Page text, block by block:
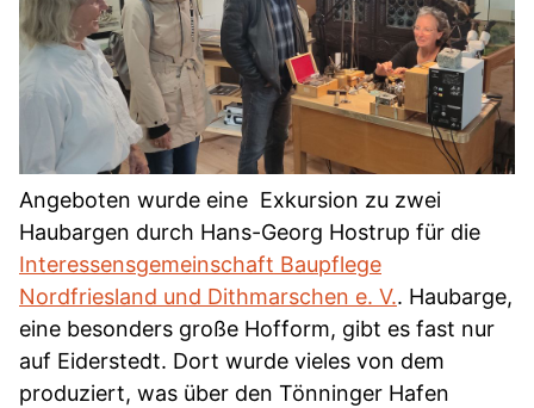
Angeboten wurde eine Exkursion zu zwei
Haubargen durch Hans-Georg Hostrup für die
Interessensgemeinschaft Baupflege
Nordfriesland und Dithmarschen e. V.. Haubarge,
eine besonders große Hofform, gibt es fast nur
auf Eiderstedt. Dort wurde vieles von dem
produziert, was über den Tönninger Hafen